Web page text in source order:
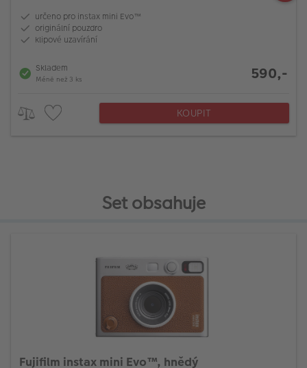
určeno pro instax mini Evo™
originální pouzdro
klipové uzavírání
Skladem
Méně než 3 ks 590,-
KOUPIT
Set obsahuje
Fujifilm instax mini Evo™, hnědý